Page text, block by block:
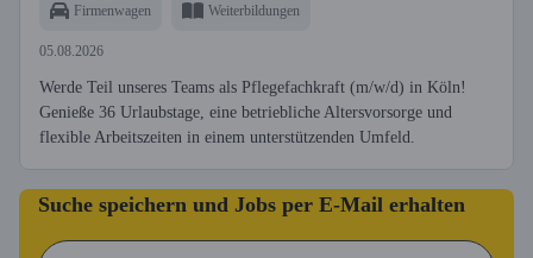
Firmenwagen Weiterbildungen
05.08.2026
Werde Teil unseres Teams als Pflegefachkraft (m/w/d) in Köln!
Genieße 36 Urlaubstage, eine betriebliche Altersvorsorge und
flexible Arbeitszeiten in einem unterstützenden Umfeld.
Suche speichern und Jobs per E-Mail erhalten